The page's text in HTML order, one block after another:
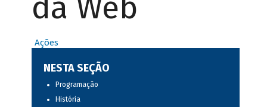
da Web
Ações
NESTA SEÇÃO
Programação
História